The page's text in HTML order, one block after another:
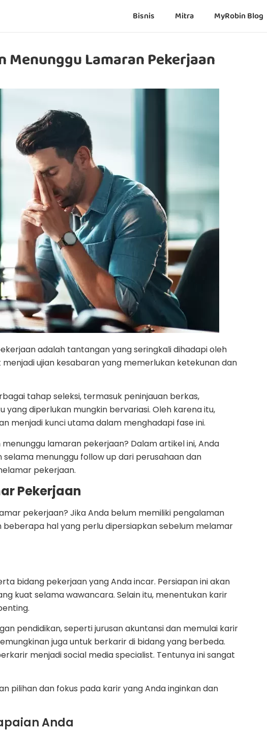
Bisnis Mitra MyRobin Blog
Menunggu Lamaran Pekerjaan
adalah tantangan yang seringkali dihadapi oleh
ujian kesabaran yang memerlukan ketekunan dan
tahap seleksi, termasuk peninjauan berkas,
yang diperlukan mungkin bervariasi. Oleh karena itu,
menjadi kunci utama dalam menghadapi fase ini.
lamaran pekerjaan? Dalam artikel ini, Anda
menunggu follow up dari perusahaan dan
pekerjaan.
Pekerjaan
pekerjaan? Jika Anda belum memiliki pengalaman
hal yang perlu dipersiapkan sebelum melamar
bidang pekerjaan yang Anda incar. Persiapan ini akan
kuat selama wawancara. Selain itu, menentukan karir
pendidikan, seperti jurusan akuntansi dan memulai karir
juga untuk berkarir di bidang yang berbeda.
menjadi social media specialist. Tentunya ini sangat
pilihan dan fokus pada karir yang Anda inginkan dan
Anda